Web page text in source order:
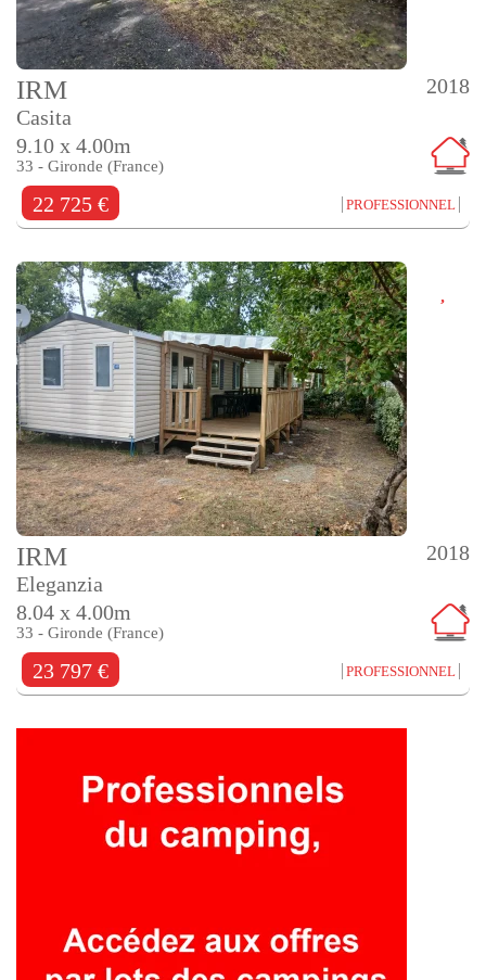
2018
IRM
Casita
9.10 x 4.00m
33 - Gironde (France)
22 725 € PROFESSIONNEL
2018
IRM
Eleganzia
8.04 x 4.00m
33 - Gironde (France)
23 797 € PROFESSIONNEL